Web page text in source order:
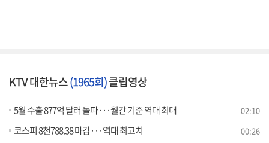
KTV 대한뉴스(1965회)클립영상
5월 수출 877억 달러 돌파···월간 기준 역대 최대 02:10
코스피 8천788.38 마감···역대 최고치 00:26